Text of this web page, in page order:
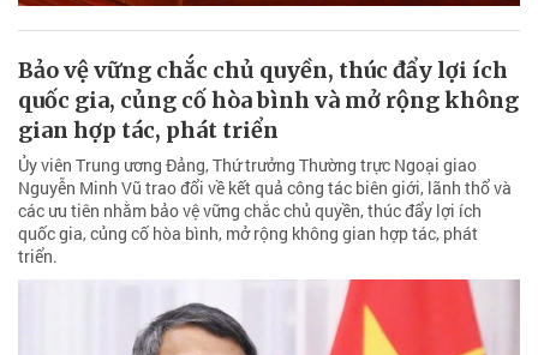
Bảo vệ vững chắc chủ quyền, thúc đẩy lợi ích
quốc gia, củng cố hòa bình và mở rộng không
gian hợp tác, phát triển
Ủy viên Trung ương Đảng, Thứ trưởng Thường trực Ngoại giao
Nguyễn Minh Vũ trao đổi về kết quả công tác biên giới, lãnh thổ và
các ưu tiên nhằm bảo vệ vững chắc chủ quyền, thúc đẩy lợi ích
quốc gia, củng cố hòa bình, mở rộng không gian hợp tác, phát
triển.